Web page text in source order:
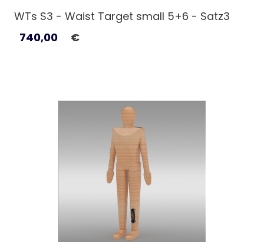
WTs S3 - Waist Target small 5+6 - Satz3
740,00
€